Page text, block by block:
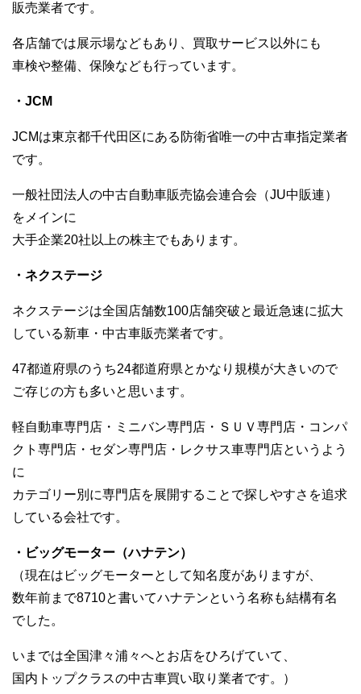
販売業者です。
各店舗では展示場などもあり、買取サービス以外にも
車検や整備、保険なども行っています。
・JCM
JCMは東京都千代田区にある防衛省唯一の中古車指定業者
です。
一般社団法人の中古自動車販売協会連合会（JU中販連）
をメインに
大手企業20社以上の株主でもあります。
・ネクステージ
ネクステージは全国店舗数100店舗突破と最近急速に拡大
している新車・中古車販売業者です。
47都道府県のうち24都道府県とかなり規模が大きいので
ご存じの方も多いと思います。
軽自動車専門店・ミニバン専門店・ＳＵＶ専門店・コンパ
クト専門店・セダン専門店・レクサス車専門店というよう
に
カテゴリー別に専門店を展開することで探しやすさを追求
している会社です。
・ビッグモーター（ハナテン）
（現在はビッグモーターとして知名度がありますが、
数年前まで8710と書いてハナテンという名称も結構有名
でした。
いまでは全国津々浦々へとお店をひろげていて、
国内トップクラスの中古車買い取り業者です。）